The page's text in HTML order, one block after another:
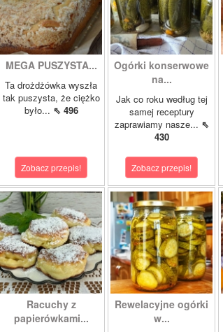
MEGA PUSZYSTA...
Ta drożdżówka wyszła
tak puszysta, że ciężko
było... ⇖ 496
Zobacz przepis!
Ogórki konserwowe
na...
Jak co roku według tej
samej receptury
zaprawiamy nasze... ⇖
430
Zobacz przepis!
Racuchy z
papierówkami...
Rewelacyjne ogórki
w...